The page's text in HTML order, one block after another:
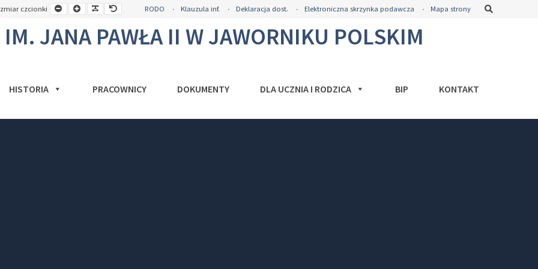
czcionki
Mniejsza
czcionka
Większa
czcionka
Czytelna
czcionka
Domyślny
rozmiar
RODO Klauzula inf. Deklaracja dost. Elektroniczna skrzynka podawcza Mapa strony
JANA PAWŁA II W JAWORNIKU POLSKIM
HISTORIA PRACOWNICY DOKUMENTY DLA UCZNIA I RODZICA BIP KONTAKT